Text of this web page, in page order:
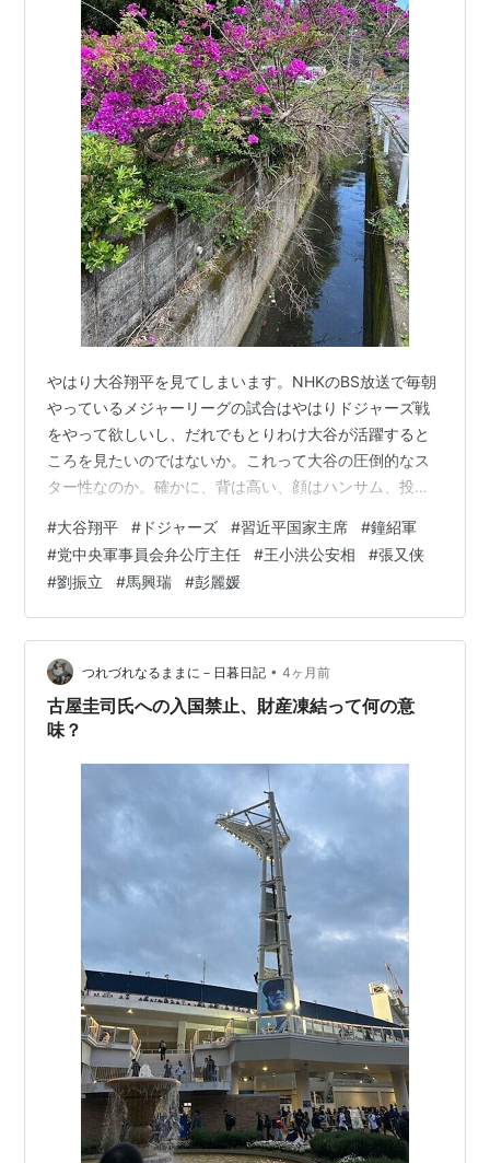
やはり大谷翔平を見てしまいます。NHKのBS放送で毎朝
やっているメジャーリーグの試合はやはりドジャーズ戦
をやって欲しいし、だれでもとりわけ大谷が活躍すると
ころを見たいのではないか。これって大谷の圧倒的なス
ター性なのか。確かに、背は高い、顔はハンサム、投手
ゃないんですね。優しさ、素直さを兼ね備えた人徳なの
でしょうか。メジャーでは今、ホワイトソックスに村
上、ブルージェイズに岡本が加入し、現実に村上がホー
ムランを量産しています。それでも、やはり村上より大
谷が見たいんですね。 まあ、メジャーの話はそのくらい
にして、中国の話に転じます。このブログで小生は…
#大谷翔平 # ドジャーズ #習近平国家主席 #鐘紹軍
#党中央軍事員会弁公庁主任 #王小洪公安相 #張又侠
#劉振立 #馬興瑞 #彭麗媛
つれづれなるままに－日暮日記 • 4ヶ月前
古屋圭司氏への入国禁止、財産凍結って何の意
味？